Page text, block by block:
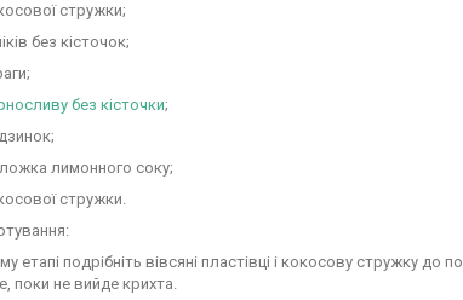
стружки;
без кісточок;
без кісточки;
лимонного соку;
стружки.
етапі подрібніть вівсяні пластівці і кокосову стружку
поки не вийде крихта.